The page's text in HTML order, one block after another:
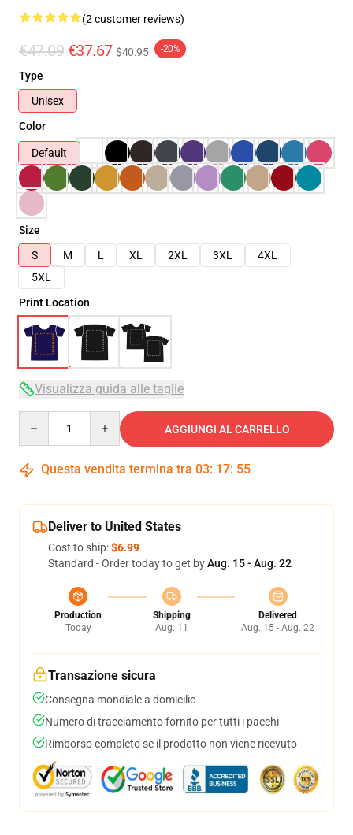
(2 customer reviews)
€47.09 €37.67 $40.95 -20%
Type
Unisex
Color
Default
Size
S
M L XL 2XL 3XL
4XL
5XL
Print Location
Visualizza guida alle taglie
AGGIUNGI AL CARRELLO
Questa vendita termina tra 03: 17: 54
Deliver to United States
Cost to ship:$6.99
Standard - Order today to get byAug. 15 - Aug. 22
Production
Today
Shipping
Aug. 11
Delivered
Aug. 15 - Aug. 22
Transazione sicura
Consegna mondiale a domicilio
Numero di tracciamento fornito per tutti i pacchi
Rimborso completo se il prodotto non viene ricevuto